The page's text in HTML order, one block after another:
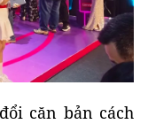
căn bản cách